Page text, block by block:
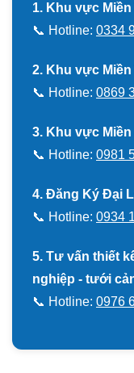
1. Khu vực
📞 Hotline: 0334
2. Khu vực
📞 Hotline: 0869
3. Khu vực
📞 Hotline: 0981
4. Đăng Ký Đại
📞 Hotline: 0934
5. Tư vấn thiết
nghiệp - tưới
📞 Hotline: 0976